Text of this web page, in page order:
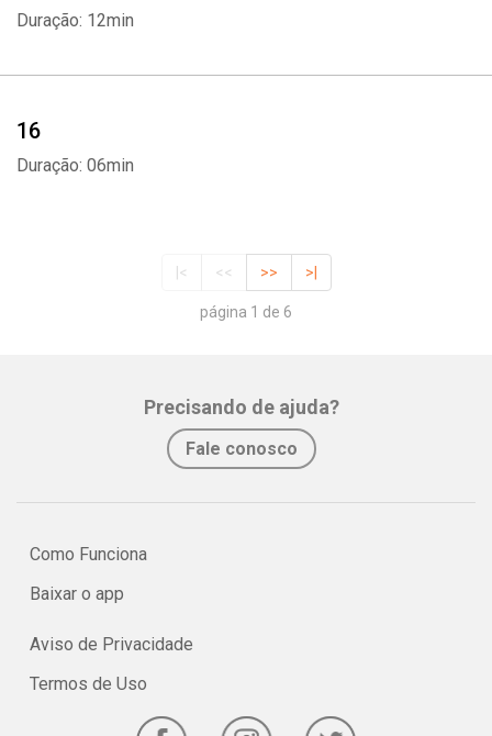
Duração: 12min
16
Duração: 06min
|< << >> >|
página 1 de 6
Precisando de ajuda?
Fale conosco
Como Funciona
Baixar o app
Aviso de Privacidade
Termos de Uso